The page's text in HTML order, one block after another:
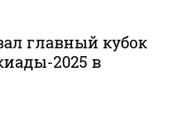
главный кубок
2025 в